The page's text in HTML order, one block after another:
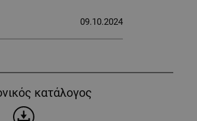
09.10.2024
κατάλογος